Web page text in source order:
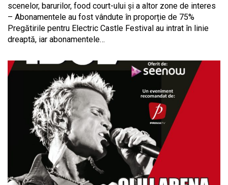
scenelor, barurilor, food court-ului și a altor zone de interes
– Abonamentele au fost vândute în proporție de 75%
Pregătirile pentru Electric Castle Festival au intrat în linie
dreaptă, iar abonamentele…